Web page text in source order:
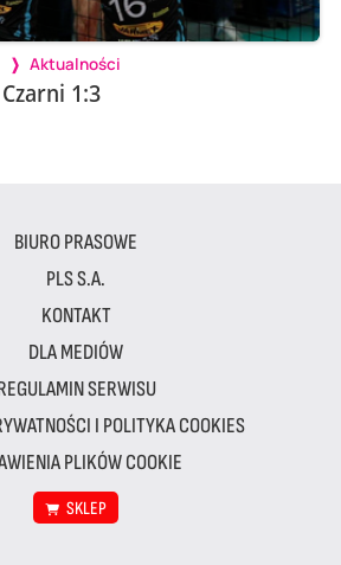
Aktualności
1:3
BIURO PRASOWE
PLS S.A.
KONTAKT
DLA MEDIÓW
SERWISU
I POLITYKA COOKIES
PLIKÓW COOKIE
SKLEP